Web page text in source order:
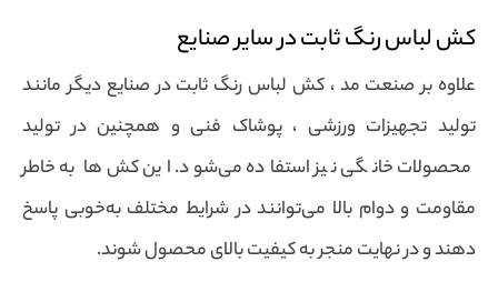
کش لباس رنگ ثابت در سایر صنایع
علاوه بر صنعت مد ، کش لباس رنگ ثابت در صنایع دیگر مانند
تولید تجهیزات ورزشی ، پوشاک فنی و همچنین در تولید
محصولات خانگی نیز استفاده می‌شود. این کش‌ها به خاطر
مقاومت و دوام بالا می‌توانند در شرایط مختلف به‌خوبی پاسخ
دهند و در نهایت منجر به کیفیت بالای محصول شوند.